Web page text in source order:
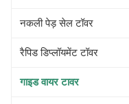
नकली पेड़ सेल टॉवर
रैपिड डिप्लॉयमेंट टॉवर
गाइड वायर टावर